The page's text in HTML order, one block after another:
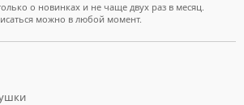
о новинках и не чаще двух раз в месяц.
можно в любой момент.